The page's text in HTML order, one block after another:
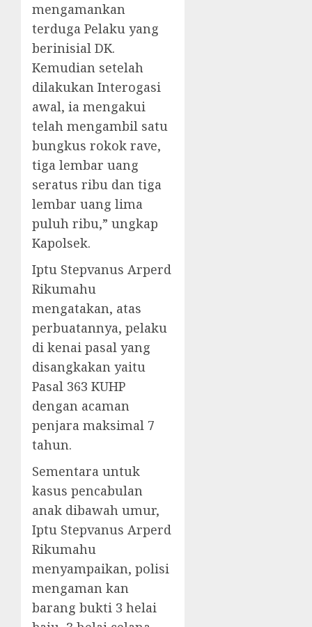
mengamankan
terduga Pelaku yang
berinisial DK.
Kemudian setelah
dilakukan Interogasi
awal, ia mengakui
telah mengambil satu
bungkus rokok rave,
tiga lembar uang
seratus ribu dan tiga
lembar uang lima
puluh ribu,” ungkap
Kapolsek.
Iptu Stepvanus Arperd
Rikumahu
mengatakan, atas
perbuatannya, pelaku
di kenai pasal yang
disangkakan yaitu
Pasal 363 KUHP
dengan acaman
penjara maksimal 7
tahun.
Sementara untuk
kasus pencabulan
anak dibawah umur,
Iptu Stepvanus Arperd
Rikumahu
menyampaikan, polisi
mengaman kan
barang bukti 3 helai